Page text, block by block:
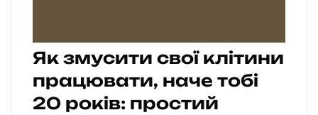
Як змусити свої клітини
працювати, наче тобі
20 років: простий